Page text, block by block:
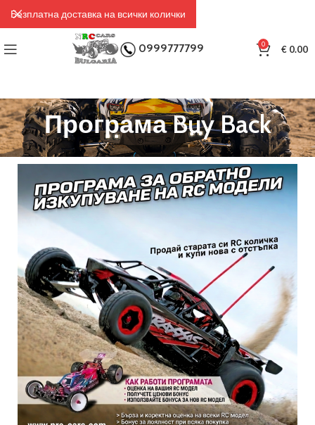
0999777799 0 €0.00
Програма Buy Back
Безплатна доставка на всички колички